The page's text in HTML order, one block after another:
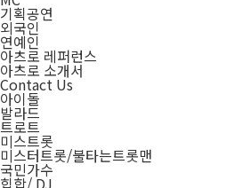
기획공연
외국인
연예인
아츠로 레퍼런스
아츠로 소개서
Contact Us
아이돌
발라드
트로트
미스트롯
미스터트롯/불타는트롯맨
국민가수
힙합/ DJ